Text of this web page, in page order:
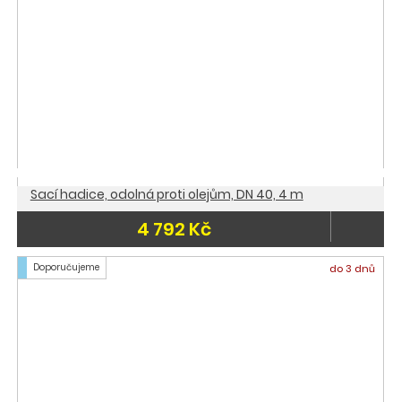
Sací hadice, odolná proti olejům, DN 40, 4 m
4 792 Kč
Doporučujeme do 3 dnů